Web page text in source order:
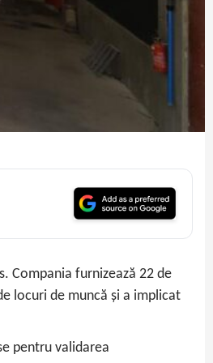
Compania furnizează 22 de
locuri de muncă și a implicat
pentru validarea